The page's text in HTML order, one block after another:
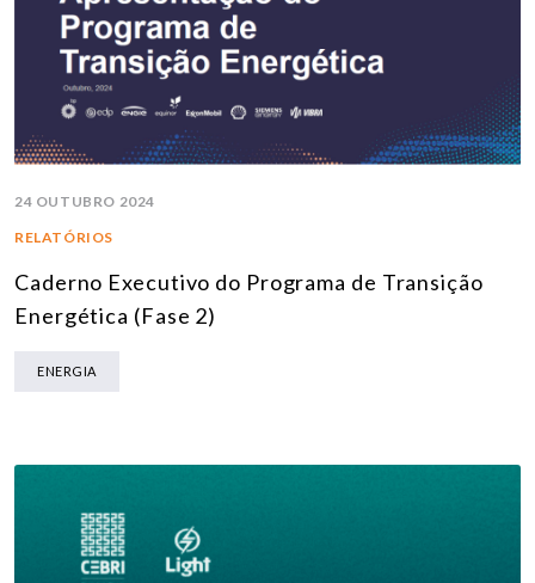
24 OUTUBRO 2024
RELATÓRIOS
Caderno Executivo do Programa de Transição
Energética (Fase 2)
ENERGIA